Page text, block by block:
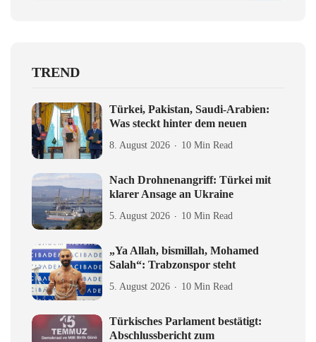
TREND
Türkei, Pakistan, Saudi-Arabien:
Was steckt hinter dem neuen
8. August 2026 10 Min Read
Nach Drohnenangriff: Türkei mit
klarer Ansage an Ukraine
5. August 2026 10 Min Read
„Ya Allah, bismillah, Mohamed
Salah“: Trabzonspor steht
5. August 2026 10 Min Read
Türkisches Parlament bestätigt:
Abschlussbericht zum